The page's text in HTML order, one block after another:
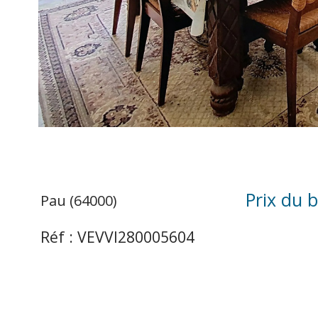
Pau (64000)
Réf : VEVVI280005604
Prix du